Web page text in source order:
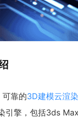
靠的3D建模云渲
引擎，包括3ds